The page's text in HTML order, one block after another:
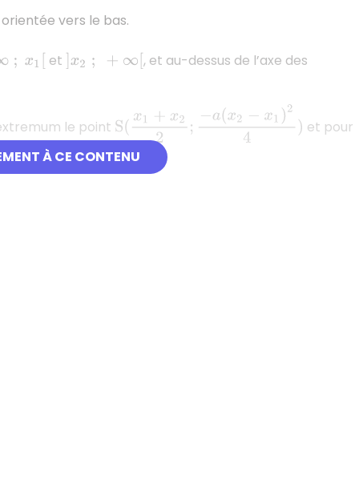
À CE CONTENU
vers le bas.
;x 1[ et ]x2 + ∞[
, et au-dessus de l’axe des
le point
1+x 22 −a( 2−x1)24 )
et pour